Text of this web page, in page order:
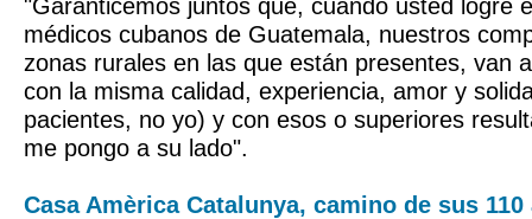
"Garanticemos juntos que, cuando usted logre
médicos cubanos de Guatemala, nuestros
zonas rurales en las que están presentes, van
con la misma calidad, experiencia, amor y
pacientes, no yo) y con esos o superiores
me pongo a su lado".
Casa Amèrica Catalunya, camino de sus